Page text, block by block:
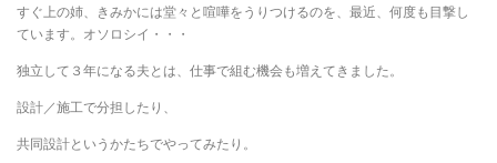
すぐ上の姉、きみかには堂々と喧嘩をうりつけるのを、最近、何度も目撃し
ています。オソロシイ・・・
独立して３年になる夫とは、仕事で組む機会も増えてきました。
設計／施工で分担したり、
共同設計というかたちでやってみたり。